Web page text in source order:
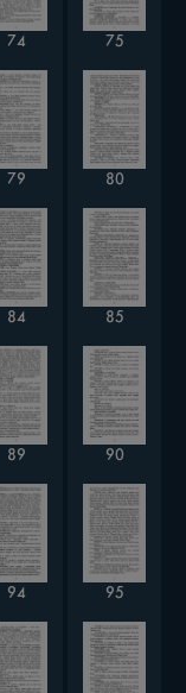
74 75
79 80
84 85
89 90
94 95